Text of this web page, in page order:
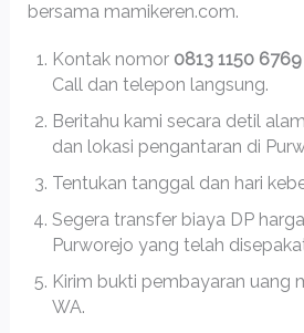
bersama mamikeren.com.
Kontak nomor 0813 1150 6769
Call dan telepon langsung.
Beritahu kami secara detil
dan lokasi pengantaran di
Tentukan tanggal dan hari
Segera transfer biaya DP
Purworejo yang telah
Kirim bukti pembayaran uang
WA.